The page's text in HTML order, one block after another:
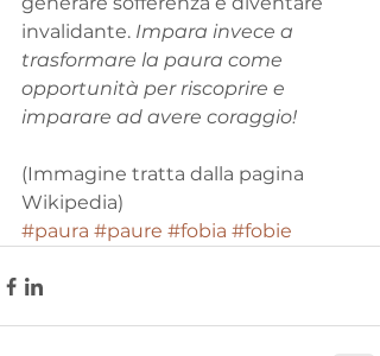
invalidante. Impara invece a
trasformare la paura come
opportunità per riscoprire e
imparare ad avere coraggio!
(Immagine tratta dalla pagina
Wikipedia)
#paura #paure #fobia #fobie